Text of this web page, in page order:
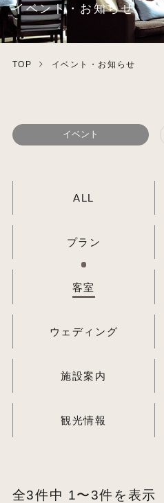
イベント・お知らせ
TOP イベント・お知らせ
イベント
ALL
プラン
客室
ウェディング
施設案内
観光情報
全3件中 1〜3件を表示